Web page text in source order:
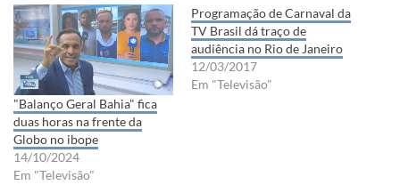
"Balanço Geral Bahia" fica
duas horas na frente da
Globo no ibope
14/10/2024
Em "Televisão"
Programação de Carnaval da
TV Brasil dá traço de
audiência no Rio de Janeiro
12/03/2017
Em "Televisão"